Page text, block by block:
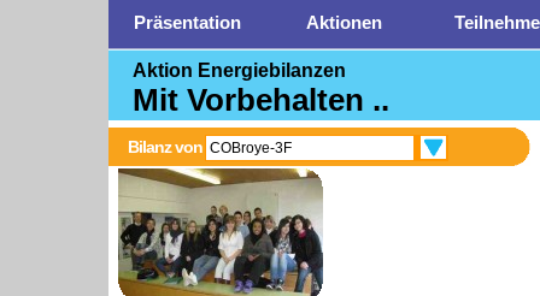
Präsentation Aktionen
Aktion Energiebilanzen
Mit Vorbehalten ..
Bilanz von COBroye-3F